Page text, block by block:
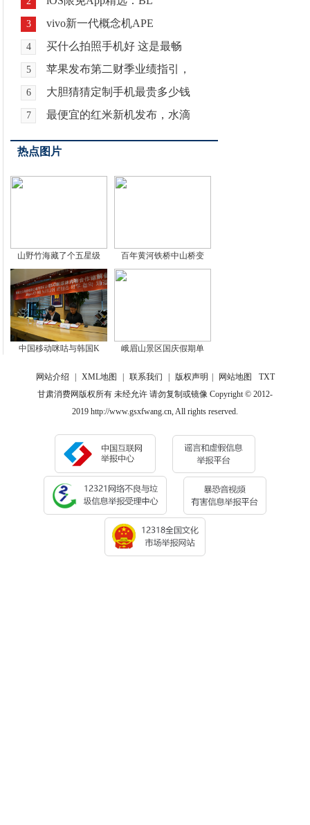
3 vivo新一代概念机APE
4 买什么拍照手机好 这是最畅
5 苹果发布第二财季业绩指引，
6 大胆猜猜定制手机最贵多少钱
7 最便宜的红米新机发布，水滴
热点图片
山野竹海藏了个五星级 百年黄河铁桥中山桥变
中国移动咪咕与韩国K 峨眉山景区国庆假期单
网站介绍 XML地图 联系我们 版权声明 网站地图
TXT
甘肃消费网版权所有 未经允许 请勿复制或镜像 Copyright © 2012-
2019 http://www.gsxfwang.cn, All rights reserved.